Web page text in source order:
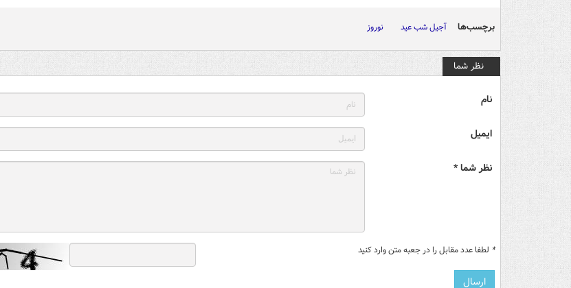
برچسب‌ها آجیل شب عید نوروز
نظر شما
نام
ایمیل
نظر شما *
* لطفا عدد مقابل را در جعبه متن وارد کنید